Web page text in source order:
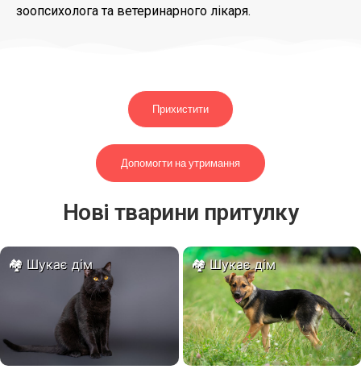
зоопсихолога та ветеринарного лікаря.
Прихистити
Допомогти на утримання
Нові тварини притулку
Шукає дім Шукає дім